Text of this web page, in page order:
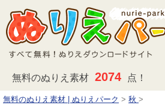
無料のぬりえ素材 2074 点！
無料のぬりえ素材 | ぬりえパーク > 秋 >